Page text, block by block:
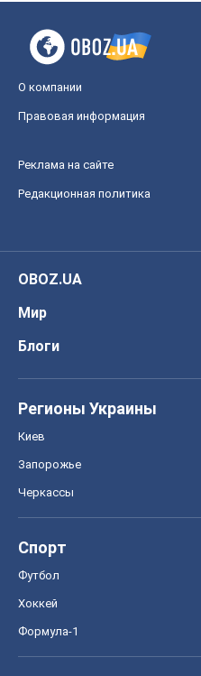
О компании
Правовая информация
Реклама на сайте
Редакционная политика
OBOZ.UA
Мир
Блоги
Регионы Украины
Киев
Запорожье
Черкассы
Спорт
Футбол
Хоккей
Формула-1